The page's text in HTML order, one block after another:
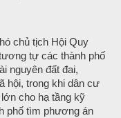
chủ tịch Hội Quy
tự các thành phố
nguyên đất đai,
hội, trong khi dân cư
cho hạ tầng kỹ
phố tìm phương án